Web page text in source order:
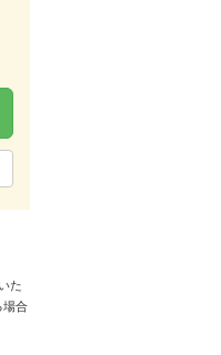
た
場合